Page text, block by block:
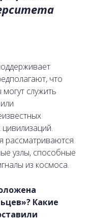
что
служить
рассматриваются
узлы, способные
из космоса.
Какие